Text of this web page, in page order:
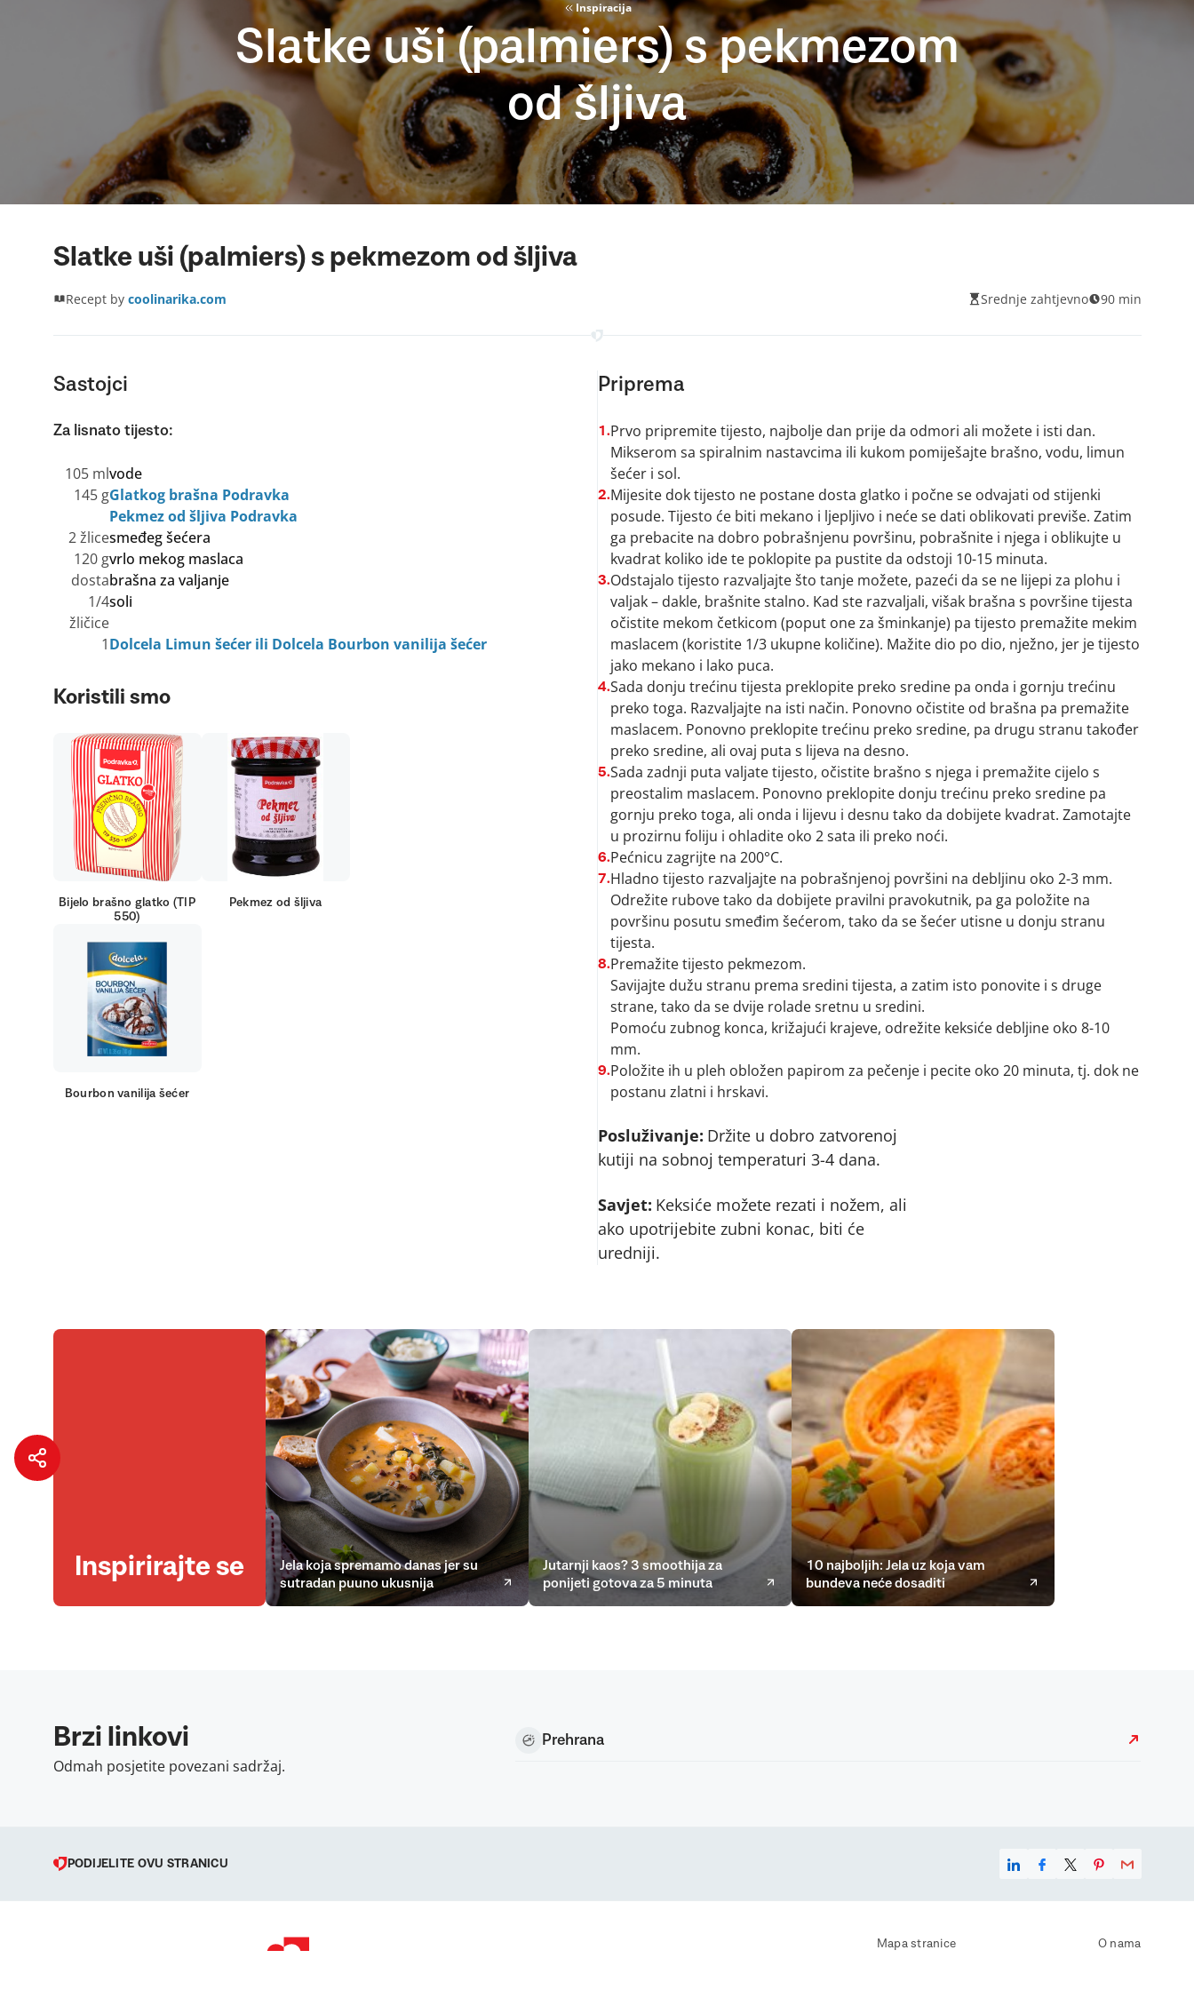
Inspiracija
Slatke uši (palmiers) s pekmezom
od šljiva
Slatke uši (palmiers) s pekmezom od šljiva
Recept by coolinarika.com Srednje zahtjevno 90 min
Sastojci
Za lisnato tijesto:
105 mlvode
145 gGlatkog brašna Podravka
Pekmez od šljiva Podravka
2 žlicesmeđeg šećera
120 gvrlo mekog maslaca
dostabrašna za valjanje
1/4
žličice
soli
1Dolcela Limun šećer ili Dolcela Bourbon vanilija šećer
Koristili smo
Bijelo brašno glatko (TIP
550)
Pekmez od šljiva
Bourbon vanilija šećer
Priprema
1.Prvo pripremite tijesto, najbolje dan prije da odmori ali možete i isti dan.
Mikserom sa spiralnim nastavcima ili kukom pomiješajte brašno, vodu, limun
šećer i sol.
2.Mijesite dok tijesto ne postane dosta glatko i počne se odvajati od stijenki
posude. Tijesto će biti mekano i ljepljivo i neće se dati oblikovati previše. Zatim
ga prebacite na dobro pobrašnjenu površinu, pobrašnite i njega i oblikujte u
kvadrat koliko ide te poklopite pa pustite da odstoji 10-15 minuta.
3.Odstajalo tijesto razvaljajte što tanje možete, pazeći da se ne lijepi za plohu i
valjak – dakle, brašnite stalno. Kad ste razvaljali, višak brašna s površine tijesta
očistite mekom četkicom (poput one za šminkanje) pa tijesto premažite mekim
maslacem (koristite 1/3 ukupne količine). Mažite dio po dio, nježno, jer je tijesto
jako mekano i lako puca.
4.Sada donju trećinu tijesta preklopite preko sredine pa onda i gornju trećinu
preko toga. Razvaljajte na isti način. Ponovno očistite od brašna pa premažite
maslacem. Ponovno preklopite trećinu preko sredine, pa drugu stranu također
preko sredine, ali ovaj puta s lijeva na desno.
5.Sada zadnji puta valjate tijesto, očistite brašno s njega i premažite cijelo s
preostalim maslacem. Ponovno preklopite donju trećinu preko sredine pa
gornju preko toga, ali onda i lijevu i desnu tako da dobijete kvadrat. Zamotajte
u prozirnu foliju i ohladite oko 2 sata ili preko noći.
6.Pećnicu zagrijte na 200°C.
7.Hladno tijesto razvaljajte na pobrašnjenoj površini na debljinu oko 2-3 mm.
Odrežite rubove tako da dobijete pravilni pravokutnik, pa ga položite na
površinu posutu smeđim šećerom, tako da se šećer utisne u donju stranu
tijesta.
8.Premažite tijesto pekmezom.
Savijajte dužu stranu prema sredini tijesta, a zatim isto ponovite i s druge
strane, tako da se dvije rolade sretnu u sredini.
Pomoću zubnog konca, križajući krajeve, odrežite keksiće debljine oko 8-10
mm.
9.Položite ih u pleh obložen papirom za pečenje i pecite oko 20 minuta, tj. dok ne
postanu zlatni i hrskavi.
Posluživanje: Držite u dobro zatvorenoj
kutiji na sobnoj temperaturi 3-4 dana.
Savjet: Keksiće možete rezati i nožem, ali
ako upotrijebite zubni konac, biti će
uredniji.
Inspirirajte se
Jela koja spremamo danas jer su
sutradan puuno ukusnija
Jutarnji kaos? 3 smoothija za
ponijeti gotova za 5 minuta
10 najboljih: Jela uz koja vam
bundeva neće dosaditi
Brzi linkovi
Odmah posjetite povezani sadržaj.
Prehrana
PODIJELITE OVU STRANICU
Mapa stranice
O nama